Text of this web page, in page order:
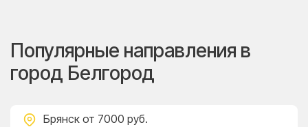
Популярные направления в
город Белгород
Брянск от 7000 руб.